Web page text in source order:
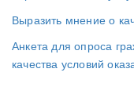
Выразить мнение о
Анкета для опроса
качества условий